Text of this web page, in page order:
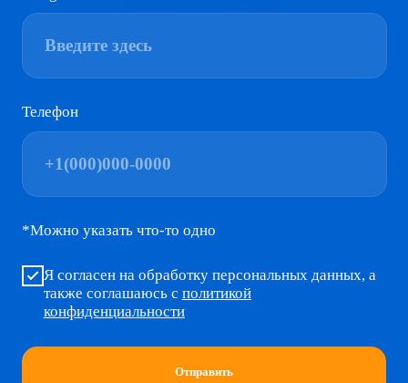
Сделано в Sentencia
Политика конфиденциальности